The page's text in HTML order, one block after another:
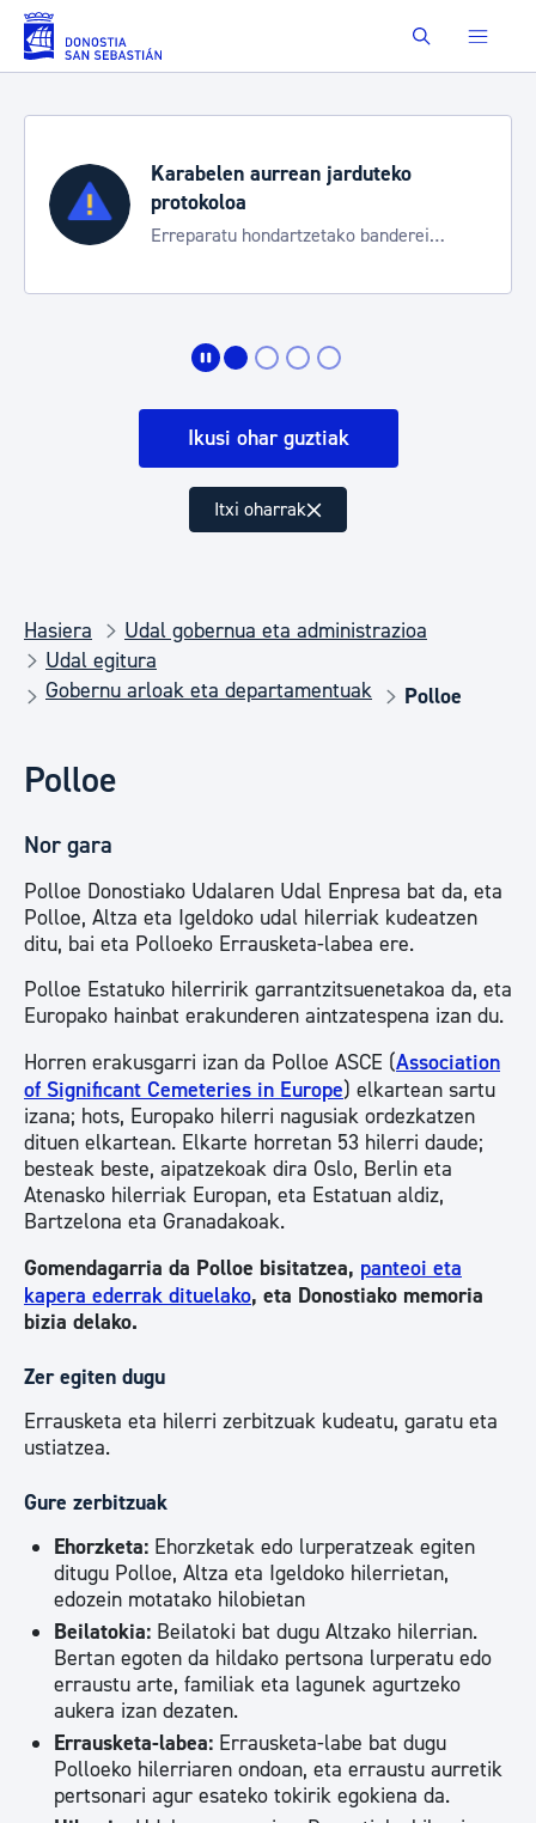
Eduki nagusira joan Buscar
Karabelen aurrean jarduteko
protokoloa
Erreparatu hondartzetako banderei
Ikusi ohar guztiak
Itxi oharrak
Hasiera
Udal gobernua eta administrazioa
Udal egitura
Gobernu arloak eta departamentuak
Polloe
Polloe
Nor gara
Polloe Donostiako Udalaren Udal Enpresa bat da, eta
Polloe, Altza eta Igeldoko udal hilerriak kudeatzen
ditu, bai eta Polloeko Errausketa-labea ere.
Polloe Estatuko hilerririk garrantzitsuenetakoa da, eta
Europako hainbat erakunderen aintzatespena izan du.
Horren erakusgarri izan da Polloe ASCE (Association
of Significant Cemeteries in Europe) elkartean sartu
izana; hots, Europako hilerri nagusiak ordezkatzen
dituen elkartean. Elkarte horretan 53 hilerri daude;
besteak beste, aipatzekoak dira Oslo, Berlin eta
Atenasko hilerriak Europan, eta Estatuan aldiz,
Bartzelona eta Granadakoak.
Gomendagarria da Polloe bisitatzea, panteoi eta
kapera ederrak dituelako, eta Donostiako memoria
bizia delako.
Zer egiten dugu
Errausketa eta hilerri zerbitzuak kudeatu, garatu eta
ustiatzea.
Gure zerbitzuak
Ehorzketa: Ehorzketak edo lurperatzeak egiten
ditugu Polloe, Altza eta Igeldoko hilerrietan,
edozein motatako hilobietan
Beilatokia: Beilatoki bat dugu Altzako hilerrian.
Bertan egoten da hildako pertsona lurperatu edo
erraustu arte, familiak eta lagunek agurtzeko
aukera izan dezaten.
Errausketa-labea: Errausketa-labe bat dugu
Polloeko hilerriaren ondoan, eta erraustu aurretik
pertsonari agur esateko tokirik egokiena da.